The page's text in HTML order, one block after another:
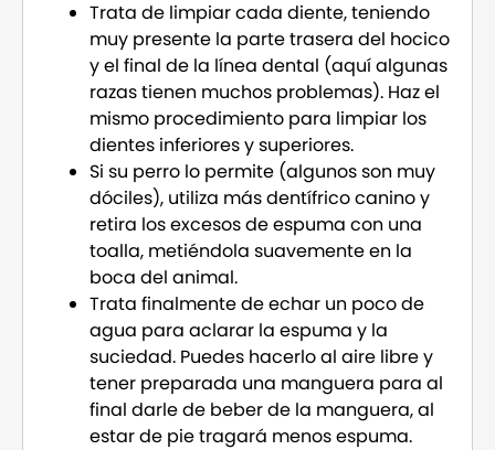
Trata de limpiar cada diente, teniendo
muy presente la parte trasera del hocico
y el final de la línea dental (aquí algunas
razas tienen muchos problemas). Haz el
mismo procedimiento para limpiar los
dientes inferiores y superiores.
Si su perro lo permite (algunos son muy
dóciles), utiliza más dentífrico canino y
retira los excesos de espuma con una
toalla, metiéndola suavemente en la
boca del animal.
Trata finalmente de echar un poco de
agua para aclarar la espuma y la
suciedad. Puedes hacerlo al aire libre y
tener preparada una manguera para al
final darle de beber de la manguera, al
estar de pie tragará menos espuma.